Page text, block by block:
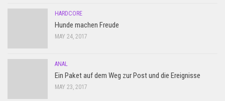
HARDCORE
Hunde machen Freude
MAY 24, 2017
ANAL
Ein Paket auf dem Weg zur Post und die Ereignisse
MAY 23, 2017